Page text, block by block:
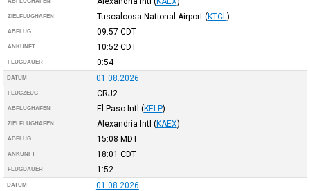
ZIELFLUGHAFEN Tuscaloosa National Airport (KTCL )
ABFLUG 09:57 CDT
ANKUNFT 10:52 CDT
FLUGDAUER 0:54
DATUM 01.08.2026
FLUGZEUG CRJ2
ABFLUGHAFEN El Paso Intl (KELP)
ZIELFLUGHAFEN Alexandria Intl (KAEX)
ABFLUG 15:08 MDT
ANKUNFT 18:01 CDT
FLUGDAUER 1:52
DATUM 01.08.2026